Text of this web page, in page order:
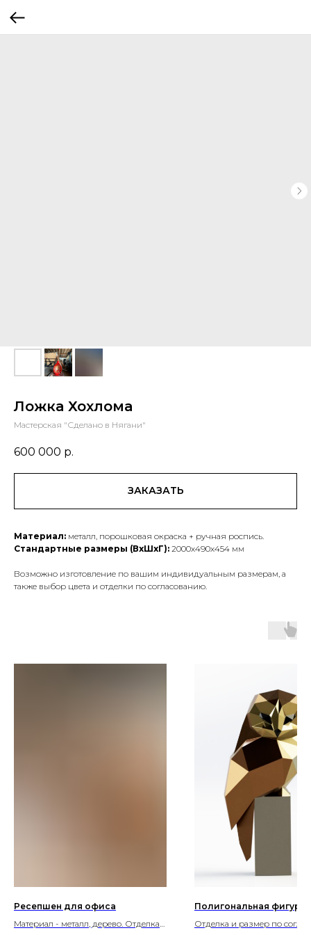
Ложка Хохлома
Мастерская "Сделано в Нягани"
600 000 р.
ЗАКАЗАТЬ
Материал: металл, порошковая окраска + ручная роспись.
Стандартные размеры (ВхШхГ): 2000х490х454 мм
Возможно изготовление по вашим индивидуальным размерам, а
также выбор цвета и отделки по согласованию.
Ресепшен для офиса
Материал - металл, дерево. Отделка
Полигональная фигура
Отделка и размер по